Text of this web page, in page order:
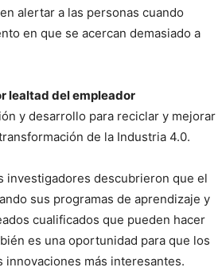
alertar a las personas cuando
en que se acercan demasiado a
lealtad del empleador
y desarrollo para reciclar y mejorar
de la Industria 4.0.
investigadores descubrieron que el
sus programas de aprendizaje y
cualificados que pueden hacer
es una oportunidad para que los
más interesantes.